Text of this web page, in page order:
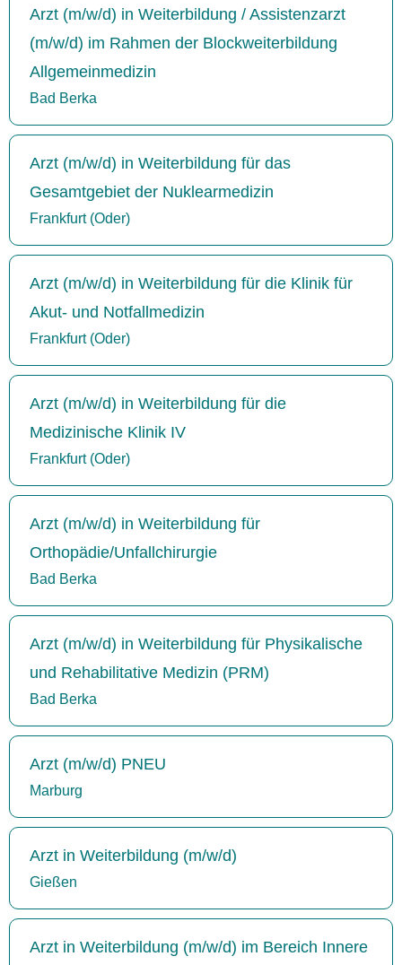
Arzt (m/w/d) in Weiterbildung / Assistenzarzt
(m/w/d) im Rahmen der Blockweiterbildung
Allgemeinmedizin
Bad Berka
Arzt (m/w/d) in Weiterbildung für das
Gesamtgebiet der Nuklearmedizin
Frankfurt (Oder)
Arzt (m/w/d) in Weiterbildung für die Klinik für
Akut- und Notfallmedizin
Frankfurt (Oder)
Arzt (m/w/d) in Weiterbildung für die
Medizinische Klinik IV
Frankfurt (Oder)
Arzt (m/w/d) in Weiterbildung für
Orthopädie/Unfallchirurgie
Bad Berka
Arzt (m/w/d) in Weiterbildung für Physikalische
und Rehabilitative Medizin (PRM)
Bad Berka
Arzt (m/w/d) PNEU
Marburg
Arzt in Weiterbildung (m/w/d)
Gießen
Arzt in Weiterbildung (m/w/d) im Bereich Innere